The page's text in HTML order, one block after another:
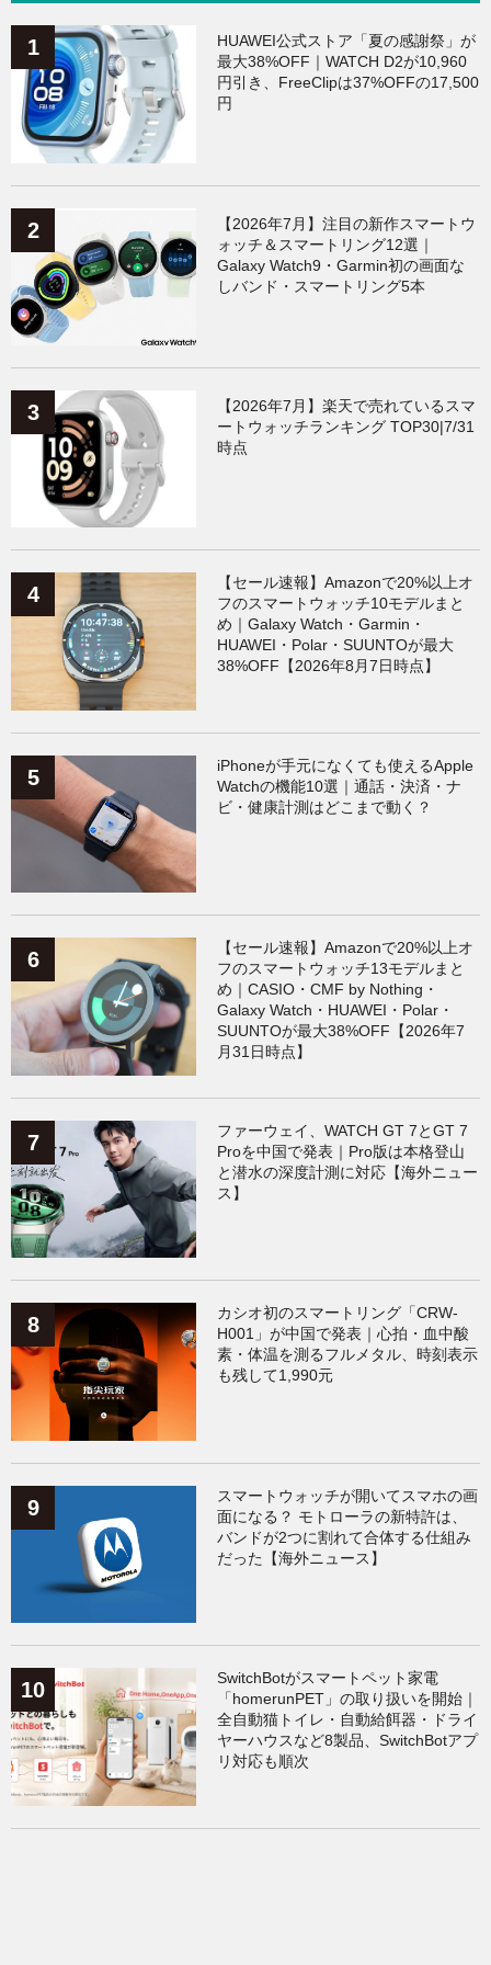
HUAWEI公式ストア「夏の感謝祭」が
最大38%OFF｜WATCH D2が10,960
円引き、FreeClipは37%OFFの17,500
円
【2026年7月】注目の新作スマートウ
ォッチ＆スマートリング12選｜
Galaxy Watch9・Garmin初の画面な
しバンド・スマートリング5本
【2026年7月】楽天で売れているスマ
ートウォッチランキング TOP30|7/31
時点
【セール速報】Amazonで20%以上オ
フのスマートウォッチ10モデルまと
め｜Galaxy Watch・Garmin・
HUAWEI・Polar・SUUNTOが最大
38%OFF【2026年8月7日時点】
iPhoneが手元になくても使えるApple
Watchの機能10選｜通話・決済・ナ
ビ・健康計測はどこまで動く？
【セール速報】Amazonで20%以上オ
フのスマートウォッチ13モデルまと
め｜CASIO・CMF by Nothing・
Galaxy Watch・HUAWEI・Polar・
SUUNTOが最大38%OFF【2026年7
月31日時点】
ファーウェイ、WATCH GT 7とGT 7
Proを中国で発表｜Pro版は本格登山
と潜水の深度計測に対応【海外ニュー
ス】
カシオ初のスマートリング「CRW-
H001」が中国で発表｜心拍・血中酸
素・体温を測るフルメタル、時刻表示
も残して1,990元
スマートウォッチが開いてスマホの画
面になる？ モトローラの新特許は、
バンドが2つに割れて合体する仕組み
だった【海外ニュース】
SwitchBotがスマートペット家電
「homerunPET」の取り扱いを開始｜
全自動猫トイレ・自動給餌器・ドライ
ヤーハウスなど8製品、SwitchBotアプ
リ対応も順次